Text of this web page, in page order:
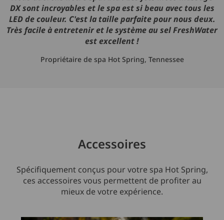
DX sont incroyables et le spa est si beau avec tous les
LED de couleur. C'est la taille parfaite pour nous deux.
Très facile à entretenir et le système au sel FreshWater
est excellent !
Propriétaire de spa Hot Spring, Tennessee
Accessoires
Spécifiquement conçus pour votre spa Hot Spring,
ces accessoires vous permettent de profiter au
mieux de votre expérience.